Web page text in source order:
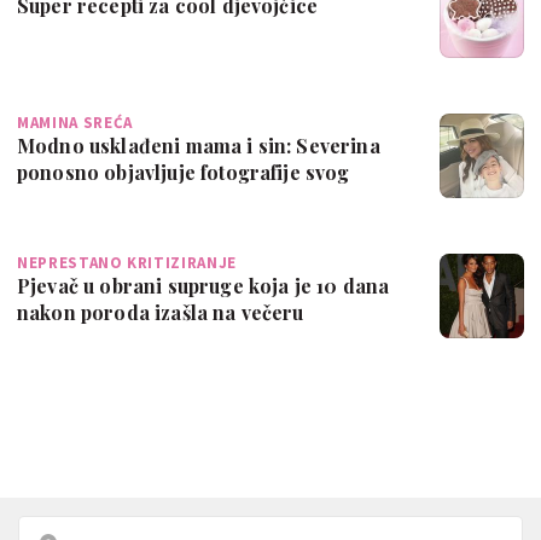
Super recepti za cool djevojčice
MAMINA SREĆA
Modno usklađeni mama i sin: Severina
ponosno objavljuje fotografije svog
NEPRESTANO KRITIZIRANJE
Pjevač u obrani supruge koja je 10 dana
nakon poroda izašla na večeru